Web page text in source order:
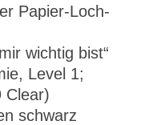
Papier-Loch-
wichtig bist“
Level 1;
Clear)
schwarz